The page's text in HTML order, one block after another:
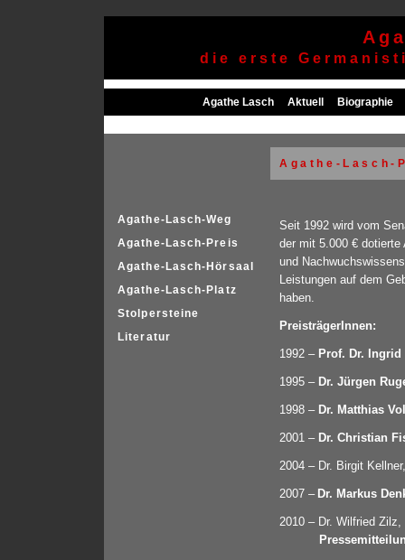
die erste
Agathe Lasch Aktuell Biographie
Agathe-Lasch-Weg
Agathe-Lasch-Preis
Agathe-Lasch-Hörsaal
Agathe-Lasch-Platz
Stolpersteine
Literatur
Agathe-Lasch-
Seit 1992 wird vom
der mit 5.000 €
und
Leistungen auf dem
haben.
PreisträgerInnen:
1992 – Prof. Dr.
1995 – Dr. Jürgen
1998 – Dr. Matthias
2001 – Dr. Christian
2004 – Dr. Birgit
2007 – Dr. Markus
2010 – Dr. Wilfried